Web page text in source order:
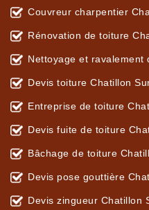
Couvreur charpentier
Rénovation de toiture
Nettoyage et ravalement
Devis toiture Chatillon
Entreprise de toiture
Devis fuite de toiture
Bâchage de toiture
Devis pose gouttière
Devis zingueur Chatillon